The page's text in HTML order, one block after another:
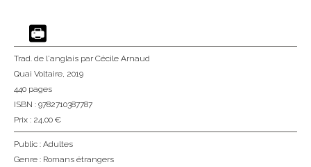
Trad. de l'anglais par Cécile Arnaud
Quai Voltaire, 2019
440 pages
ISBN : 9782710387787
Prix : 24,00 €
Public : Adultes
Genre : Romans étrangers